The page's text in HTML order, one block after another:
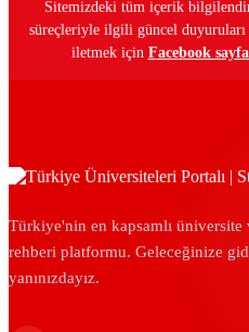
Sitemizdeki tüm içerik
süreçleriyle ilgili güncel
iletmek için Facebook
Türkiye'nin en kapsamlı üniversite
rehberi platformu. Geleceğinize
yanınızdayız.